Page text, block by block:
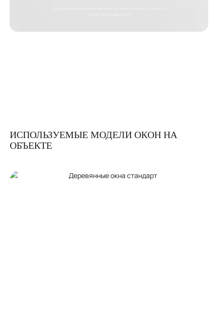
ИСПОЛЬЗУЕМЫЕ МОДЕЛИ ОКОН НА
ОБЪЕКТЕ